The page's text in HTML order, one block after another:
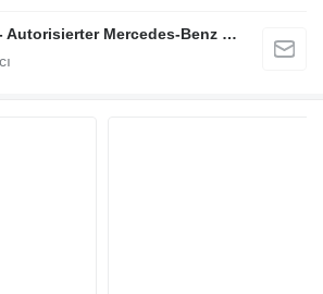
Stefan Ebert GmbH - Autorisierter Mercedes-Benz Servicepartner